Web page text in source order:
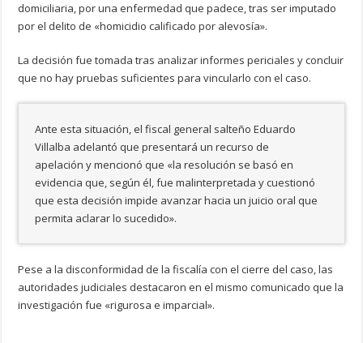
domiciliaria, por una enfermedad que padece, tras ser imputado
por el delito de «homicidio calificado por alevosía».
La decisión fue tomada tras analizar informes periciales y concluir
que no hay pruebas suficientes para vincularlo con el caso.
Ante esta situación, el fiscal general salteño Eduardo
Villalba adelantó que presentará un recurso de
apelación y mencionó que «la resolución se basó en
evidencia que, según él, fue malinterpretada y cuestionó
que esta decisión impide avanzar hacia un juicio oral que
permita aclarar lo sucedido».
Pese a la disconformidad de la fiscalía con el cierre del caso, las
autoridades judiciales destacaron en el mismo comunicado que la
investigación fue «rigurosa e imparcial».